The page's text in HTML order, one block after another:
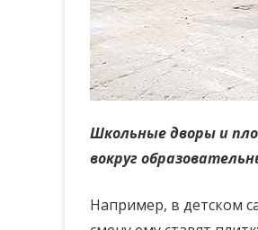
Школьные дворы и
вокруг
Например, в детском